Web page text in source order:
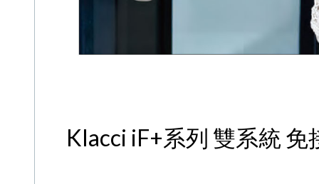
Klacci iF+系列 雙系統